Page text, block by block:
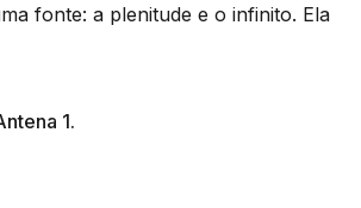
fonte: a plenitude e o infinito. Ela
1.